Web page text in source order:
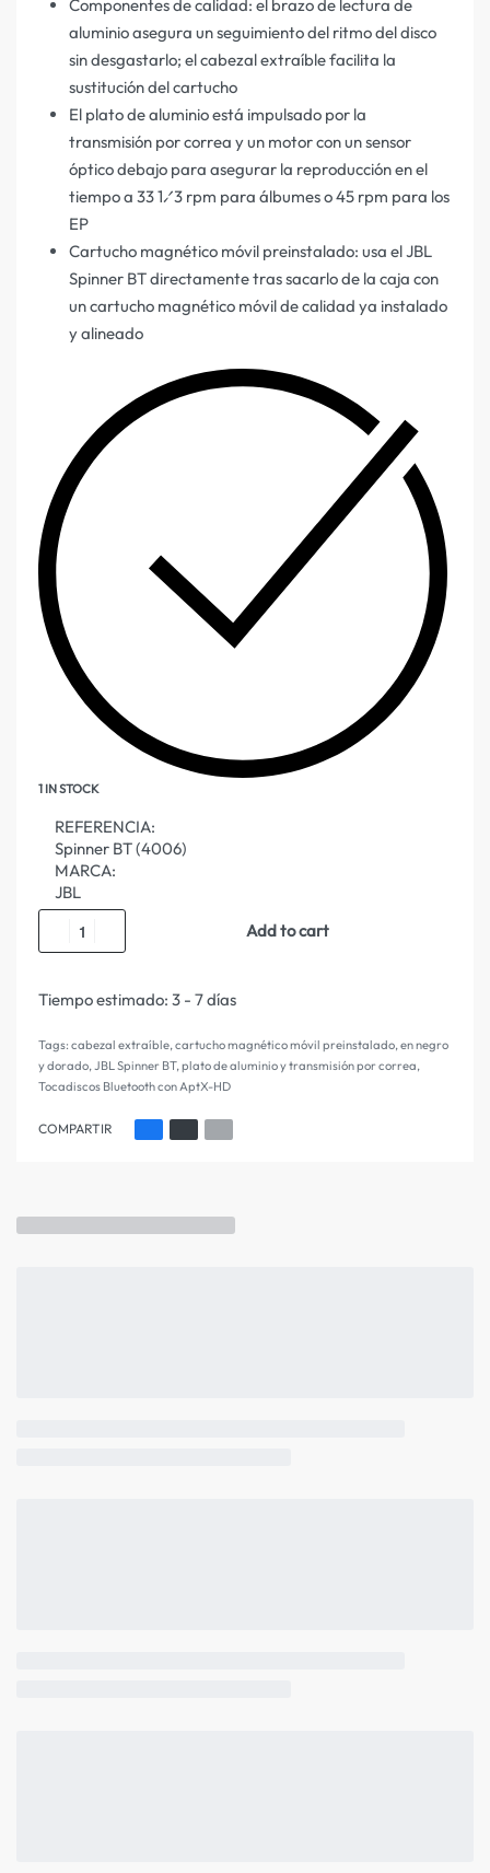
Componentes de calidad: el brazo de lectura de
aluminio asegura un seguimiento del ritmo del disco
sin desgastarlo; el cabezal extraíble facilita la
sustitución del cartucho
El plato de aluminio está impulsado por la
transmisión por correa y un motor con un sensor
óptico debajo para asegurar la reproducción en el
tiempo a 33 1⁄3 rpm para álbumes o 45 rpm para los
EP
Cartucho magnético móvil preinstalado: usa el JBL
Spinner BT directamente tras sacarlo de la caja con
un cartucho magnético móvil de calidad ya instalado
y alineado
1 IN STOCK
REFERENCIA:
Spinner BT (4006)
MARCA:
JBL
Add to cart
Tiempo estimado: 3 - 7 días
Tags: cabezal extraíble,cartucho magnético móvil preinstalado,en negro
y dorado,JBL Spinner BT,plato de aluminio y transmisión por correa,
Tocadiscos Bluetooth con AptX-HD
COMPARTIR